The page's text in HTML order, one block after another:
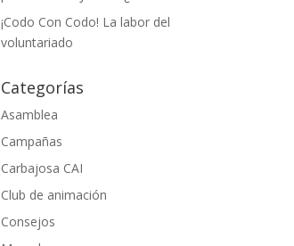
¡Codo Con Codo! La labor del
voluntariado
Categorías
Asamblea
Campañas
Carbajosa CAI
Club de animación
Consejos